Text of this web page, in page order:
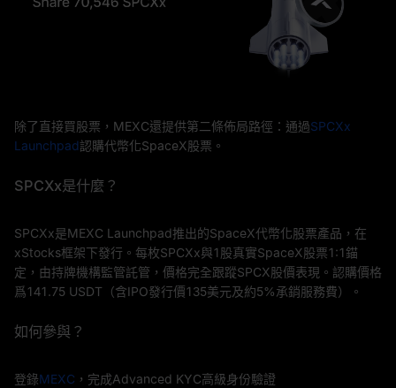
除了直接買股票，MEXC還提供第二條佈局路徑：通過SPCXx
Launchpad認購代幣化SpaceX股票。
SPCXx是什麼？
SPCXx是MEXC Launchpad推出的SpaceX代幣化股票產品，在
xStocks框架下發行。每枚SPCXx與1股真實SpaceX股票1:1錨
定，由持牌機構監管託管，價格完全跟蹤SPCX股價表現。認購價格
爲141.75 USDT（含IPO發行價135美元及約5%承銷服務費）。
如何參與？
登錄MEXC ，完成Advanced KYC高級身份驗證